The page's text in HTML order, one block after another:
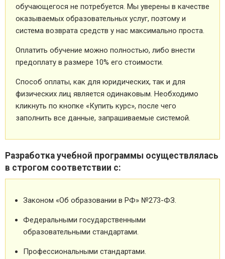
обучающегося не потребуется. Мы уверены в качестве
оказываемых образовательных услуг, поэтому и
система возврата средств у нас максимально проста.
Оплатить обучение можно полностью, либо внести
предоплату в размере 10% его стоимости.
Способ оплаты, как для юридических, так и для
физических лиц является одинаковым. Необходимо
кликнуть по кнопке «Купить курс», после чего
заполнить все данные, запрашиваемые системой.
Разработка учебной программы осуществлялась
в строгом соответствии с:
Законом «Об образовании в РФ» №273-ФЗ.
Федеральными государственными
образовательными стандартами.
Профессиональными стандартами.